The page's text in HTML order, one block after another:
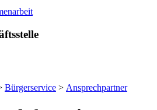
Bürgerservice > Ansprechpartner